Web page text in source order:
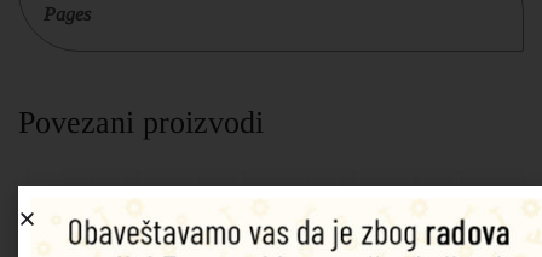
Pages
Povezani proizvodi